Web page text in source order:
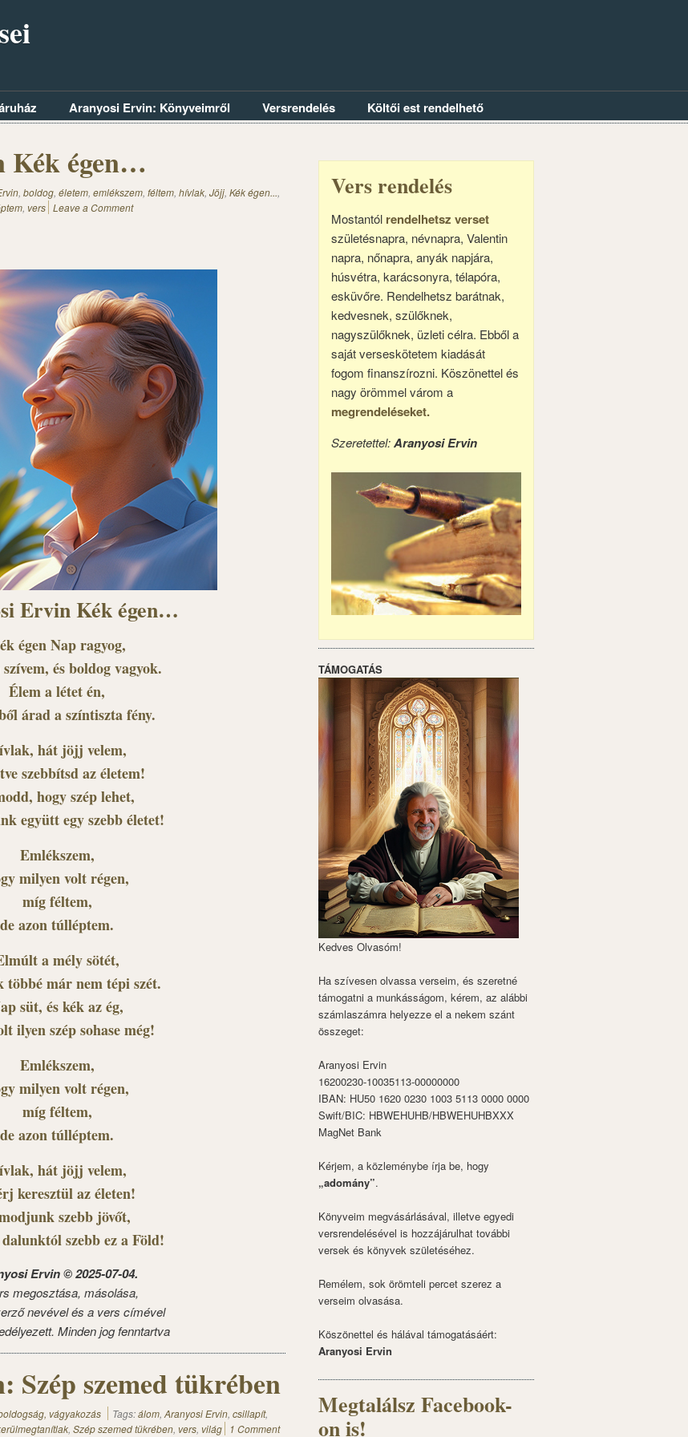
Aranyosi Ervin: Könyveimről Versrendelés Költői est rendelhető
Kék égen…
, boldog, életem, emlékszem, féltem, hívlak, Jöjj, Kék égen...,
, vers Leave a Comment
Ervin Kék égen…
égen Nap ragyog,
és boldog vagyok.
Élem a létet én,
árad a színtiszta fény.
hát jöjj velem,
szebbítsd az életem!
hogy szép lehet,
együtt egy szebb életet!
Emlékszem,
milyen volt régen,
míg féltem,
de azon túlléptem.
a mély sötét,
többé már nem tépi szét.
süt, és kék az ég,
ilyen szép sohase még!
Emlékszem,
milyen volt régen,
míg féltem,
de azon túlléptem.
hát jöjj velem,
keresztül az életen!
szebb jövőt,
dalunktól szebb ez a Föld!
Ervin © 2025-07-04.
megosztása, másolása,
nevével és a vers címével
Minden jog fenntartva
Szép szemed tükrében
vágyakozás Tags:álom, Aranyosi Ervin, csillapít,
, Szép szemed tükrében, vers, világ 1 Comment
Vers rendelés
Mostantól rendelhetsz verset
születésnapra, névnapra, Valentin
napra, nőnapra, anyák napjára,
húsvétra, karácsonyra, télapóra,
esküvőre. Rendelhetsz barátnak,
kedvesnek, szülőknek,
nagyszülőknek, üzleti célra. Ebből a
saját verseskötetem kiadását
fogom finanszírozni. Köszönettel és
nagy örömmel várom a
megrendeléseket.
Szeretettel:Aranyosi Ervin
TÁMOGATÁS
Kedves Olvasóm!
Ha szívesen olvassa verseim, és szeretné
támogatni a munkásságom, kérem, az alábbi
számlaszámra helyezze el a nekem szánt
összeget:
Aranyosi Ervin
16200230-10035113-00000000
IBAN: HU50 1620 0230 1003 5113 0000 0000
Swift/BIC: HBWEHUHB/HBWEHUHBXXX
MagNet Bank
Kérjem, a közleménybe írja be, hogy
„adomány”.
Könyveim megvásárlásával, illetve egyedi
versrendelésével is hozzájárulhat további
versek és könyvek születéséhez.
Remélem, sok örömteli percet szerez a
verseim olvasása.
Köszönettel és hálával támogatásáért:
Aranyosi Ervin
Megtalálsz Facebook-
on is!